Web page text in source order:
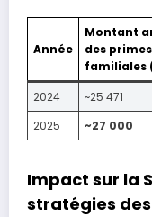
Année
Montant
des primes
familiales
2024
~25 471
2025
~27 000
Impact sur la
stratégies